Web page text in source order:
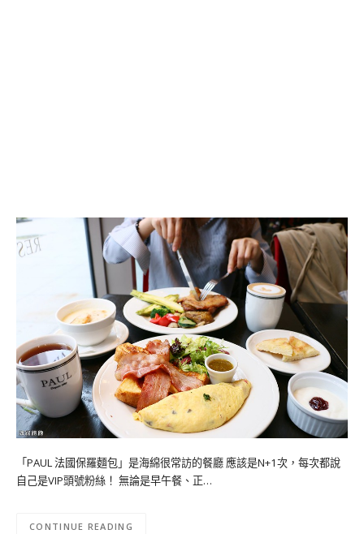
「PAUL 法國保羅麵包」是海綿很常訪的餐廳 應該是N+1次，每次都說
自己是VIP頭號粉絲！ 無論是早午餐、正…
CONTINUE READING